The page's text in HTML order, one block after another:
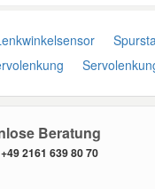
Beratung
+49 2161 639 80 70